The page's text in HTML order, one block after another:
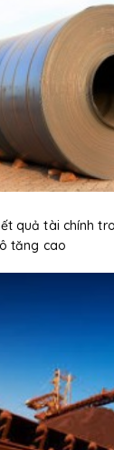
quả tài chính
tăng cao